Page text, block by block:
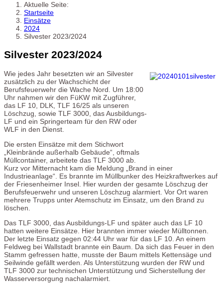
Aktuelle Seite:
Startseite
Einsätze
2024
Silvester 2023/2024
Silvester 2023/2024
Wie jedes Jahr besetzten wir an Silvester
zusätzlich zu der Wachschicht der
Berufsfeuerwehr die Wache Nord. Um 18:00
Uhr nahmen wir den FüKW mit Zugführer,
das LF 10, DLK, TLF 16/25 als unseren
Löschzug, sowie TLF 3000, das Ausbildungs-
LF und ein Springerteam für den RW oder
WLF in den Dienst.
Die ersten Einsätze mit dem Stichwort
„Kleinbrände außerhalb Gebäude“, oftmals
Müllcontainer, arbeitete das TLF 3000 ab.
Kurz vor Mitternacht kam die Meldung „Brand in einer
Industrieanlage“. Es brannte im Müllbunker des Heizkraftwerkes auf
der Friesenheimer Insel. Hier wurden der gesamte Löschzug der
Berufsfeuerwehr und unseren Löschzug alarmiert. Vor Ort waren
mehrere Trupps unter Atemschutz im Einsatz, um den Brand zu
löschen.
Das TLF 3000, das Ausbildungs-LF und später auch das LF 10
hatten weitere Einsätze. Hier brannten immer wieder Mülltonnen.
Der letzte Einsatz gegen 02:44 Uhr war für das LF 10. An einem
Feldweg bei Wallstadt brannte ein Baum. Da sich das Feuer in den
Stamm gefressen hatte, musste der Baum mittels Kettensäge und
Seilwinde gefällt werden. Als Unterstützung wurden der RW und
TLF 3000 zur technischen Unterstützung und Sicherstellung der
Wasserversorgung nachalarmiert.